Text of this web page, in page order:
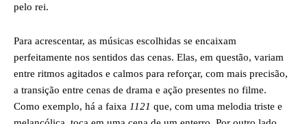
pelo rei.
Para acrescentar, as músicas escolhidas se encaixam
perfeitamente nos sentidos das cenas. Elas, em questão, variam
entre ritmos agitados e calmos para reforçar, com mais precisão,
a transição entre cenas de drama e ação presentes no filme.
Como exemplo, há a faixa 1121 que, com uma melodia triste e